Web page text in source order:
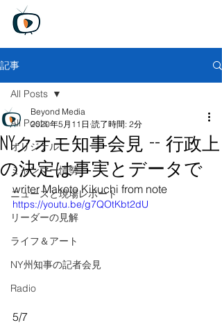
記事
All Posts
オリジナル
ミャンマー情勢
ニュースと現場レポート
リーダーの見解
ライフ＆アート
NY州知事の記者会見
Radio
All Posts
NYクオモ知事会見 -- 行政上
の決定は事実とデータで
Beyond Media
2020年5月11日 読了時間: 2分
writer Makoto Kikuchi from note
https://youtu.be/g7QOtKbt2dU
5/7